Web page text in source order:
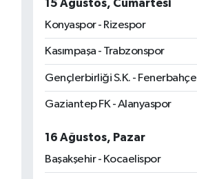
15 Ağustos, Cumartesi
Konyaspor - Rizespor
Kasımpaşa - Trabzonspor
Gençlerbirliği S.K. - Fenerbahçe
Gaziantep FK - Alanyaspor
16 Ağustos, Pazar
Başakşehir - Kocaelispor